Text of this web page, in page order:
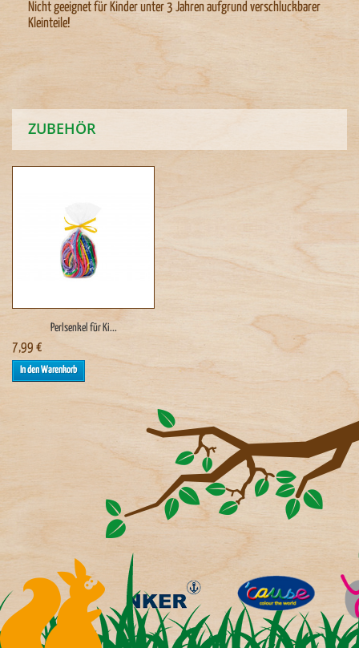
Nicht geeignet für Kinder unter 3 Jahren aufgrund verschluckbarer
Kleinteile!
ZUBEHÖR
Perlsenkel für Ki...
7,99 €
In den Warenkorb